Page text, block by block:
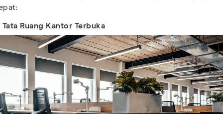
Tata Ruang Kantor Terbuka